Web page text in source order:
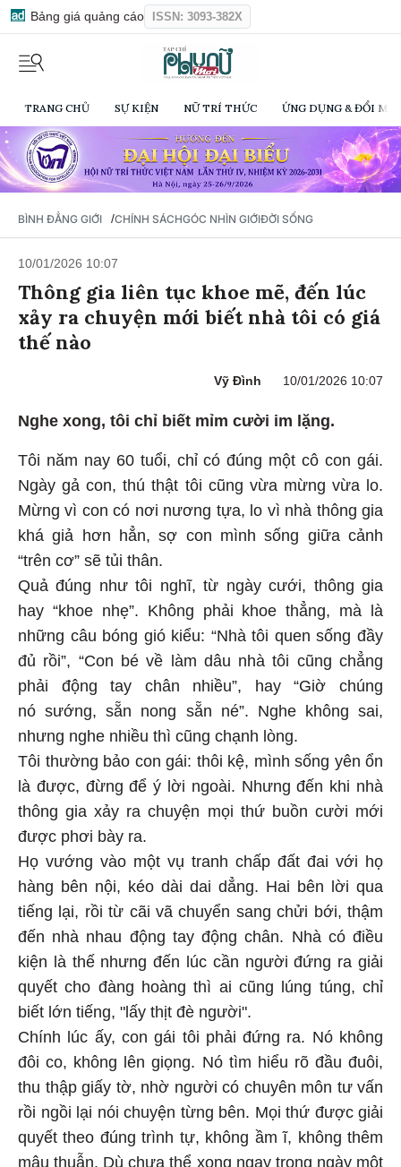
Bảng giá quảng cáo ISSN: 3093-382X
TRANG CHỦ SỰ KIỆN NỮ TRÍ THỨC ỨNG DỤNG & ĐỔI
BÌNH ĐẲNG GIỚI /CHÍNH SÁCHGÓC NHÌN GIỚIĐỜI SỐNG
10/01/2026 10:07
Thông gia liên tục khoe mẽ, đến lúc
xảy ra chuyện mới biết nhà tôi có giá
thế nào
Vỹ Đình 10/01/2026 10:07
Nghe xong, tôi chỉ biết mỉm cười im lặng.
Tôi năm nay 60 tuổi, chỉ có đúng một cô con gái.
Ngày gả con, thú thật tôi cũng vừa mừng vừa lo.
Mừng vì con có nơi nương tựa, lo vì nhà thông gia
khá giả hơn hẳn, sợ con mình sống giữa cảnh
“trên cơ” sẽ tủi thân.
Quả đúng như tôi nghĩ, từ ngày cưới, thông gia
hay “khoe nhẹ”. Không phải khoe thẳng, mà là
những câu bóng gió kiểu: “Nhà tôi quen sống đầy
đủ rồi”, “Con bé về làm dâu nhà tôi cũng chẳng
phải động tay chân nhiều”, hay “Giờ chúng
nó sướng, sẵn nong sẵn né”. Nghe không sai,
nhưng nghe nhiều thì cũng chạnh lòng.
Tôi thường bảo con gái: thôi kệ, mình sống yên ổn
là được, đừng để ý lời ngoài. Nhưng đến khi nhà
thông gia xảy ra chuyện mọi thứ buồn cười mới
được phơi bày ra.
Họ vướng vào một vụ tranh chấp đất đai với họ
hàng bên nội, kéo dài dai dẳng. Hai bên lời qua
tiếng lại, rồi từ cãi vã chuyển sang chửi bới, thậm
đến nhà nhau động tay động chân. Nhà có điều
kiện là thế nhưng đến lúc cần người đứng ra giải
quyết cho đàng hoàng thì ai cũng lúng túng, chỉ
biết lớn tiếng, "lấy thịt đè người".
Chính lúc ấy, con gái tôi phải đứng ra. Nó không
đôi co, không lên giọng. Nó tìm hiểu rõ đầu đuôi,
thu thập giấy tờ, nhờ người có chuyên môn tư vấn
rồi ngồi lại nói chuyện từng bên. Mọi thứ được giải
quyết theo đúng trình tự, không ầm ĩ, không thêm
mâu thuẫn. Dù chưa thể xong ngay trong ngày một